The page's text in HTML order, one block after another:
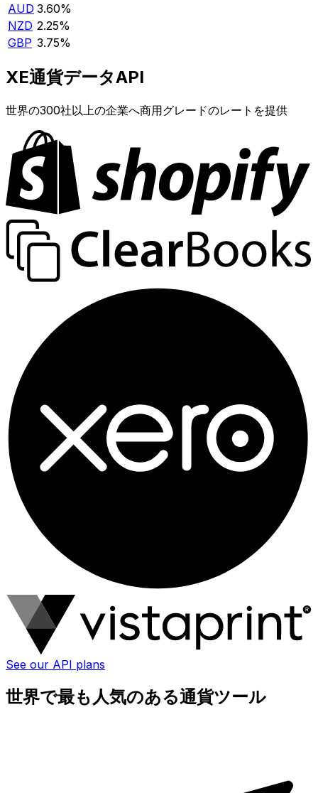
AUD 3.60%
NZD 2.25%
GBP 3.75%
XE通貨データAPI
世界の300社以上の企業へ商用グレードのレートを提供
See our API plans
世界で最も人気のある通貨ツール